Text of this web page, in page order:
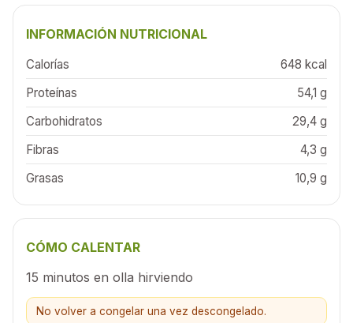
INFORMACIÓN NUTRICIONAL
Calorías
648 kcal
Proteínas
54,1 g
Carbohidratos
29,4 g
Fibras
4,3 g
Grasas
10,9 g
CÓMO CALENTAR
15 minutos en olla hirviendo
No volver a congelar una vez descongelado.